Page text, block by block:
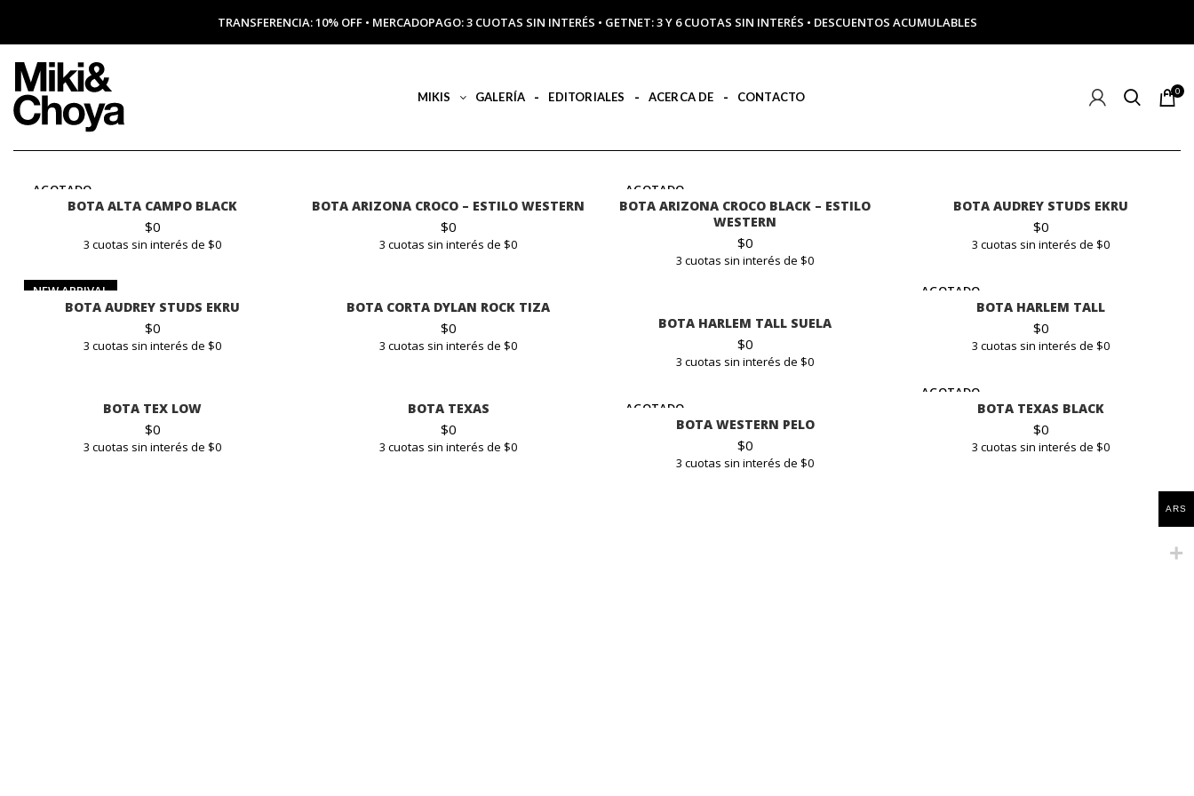
MIKIS GALERÍA EDITORIALES ACERCA DE CONTACTO 0
AGOTADO
BOTA ALTA CAMPO BLACK
$0
3 cuotas sin interés de $0
BOTA ARIZONA CROCO – ESTILO WESTERN
$0
3 cuotas sin interés de $0
AGOTADO
BOTA ARIZONA CROCO BLACK – ESTILO
WESTERN
$0
3 cuotas sin interés de $0
BOTA AUDREY STUDS EKRU
$0
3 cuotas sin interés de $0
NEW ARRIVAL
BOTA AUDREY STUDS EKRU
$0
3 cuotas sin interés de $0
BOTA CORTA DYLAN ROCK TIZA
$0
3 cuotas sin interés de $0
AGOTADO
BOTA HARLEM TALL
$0
3 cuotas sin interés de $0
BOTA HARLEM TALL SUELA
$0
3 cuotas sin interés de $0
BOTA TEX LOW
$0
3 cuotas sin interés de $0
BOTA TEXAS
$0
3 cuotas sin interés de $0
AGOTADO
BOTA TEXAS BLACK
$0
3 cuotas sin interés de $0
AGOTADO
BOTA WESTERN PELO
$0
3 cuotas sin interés de $0
ARS
TRANSFERENCIA: 10% OFF • MERCADOPAGO: 3 CUOTAS SIN INTERÉS • GETNET: 3 Y 6 CUOTAS SIN INTERÉS • DESCUENTOS ACUMULABLES